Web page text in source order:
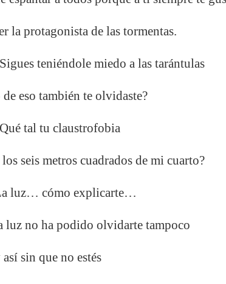
la protagonista de las tormentas.
teniéndole miedo a las tarántulas
de eso también te olvidaste?
tal tu claustrofobia
los seis metros cuadrados de mi cuarto?
luz… cómo explicarte…
luz no ha podido olvidarte tampoco
así sin que no estés